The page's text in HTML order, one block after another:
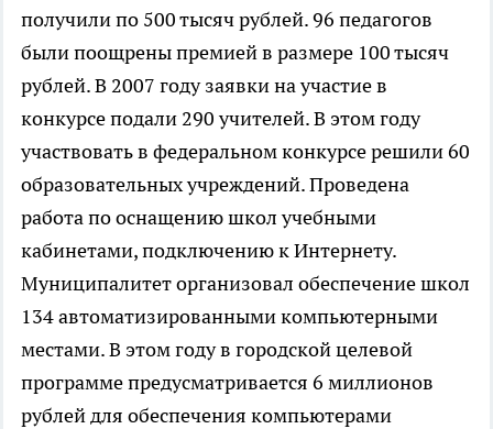
получили по 500 тысяч рублей. 96 педагогов
были поощрены премией в размере 100 тысяч
рублей. В 2007 году заявки на участие в
конкурсе подали 290 учителей. В этом году
участвовать в федеральном конкурсе решили 60
образовательных учреждений. Проведена
работа по оснащению школ учебными
кабинетами, подключению к Интернету.
Муниципалитет организовал обеспечение школ
134 автоматизированными компьютерными
местами. В этом году в городской целевой
программе предусматривается 6 миллионов
рублей для обеспечения компьютерами